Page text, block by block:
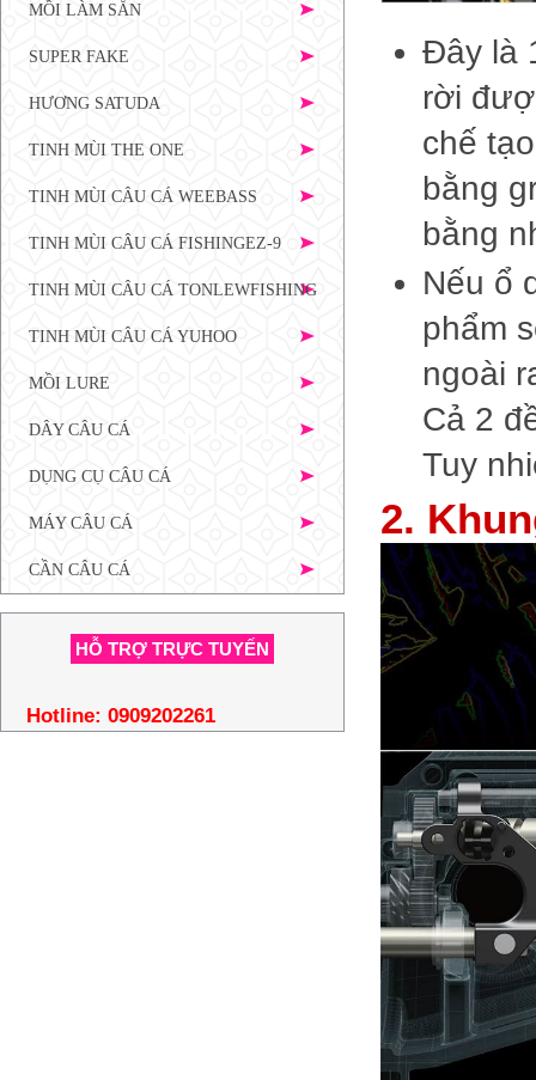
Đây là
rời
chế
bằng
bằng
Nếu ổ
phẩm
ngoài
Cả 2
Tuy
2.
MỒI LÀM SẴN
SUPER FAKE
HƯƠNG SATUDA
TINH MÙI THE ONE
TINH MÙI CÂU CÁ WEEBASS
TINH MÙI CÂU CÁ FISHINGEZ-9
TINH MÙI CÂU CÁ TONLEWFISHING
TINH MÙI CÂU CÁ YUHOO
MỒI LURE
DÂY CÂU CÁ
DỤNG CỤ CÂU CÁ
MÁY CÂU CÁ
CẦN CÂU CÁ
HỖ TRỢ TRỰC TUYẾN
Hotline: 0909202261